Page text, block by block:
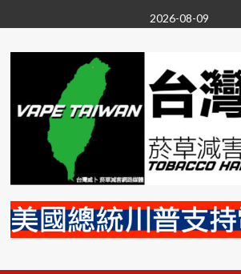
to
content
2026-08-09